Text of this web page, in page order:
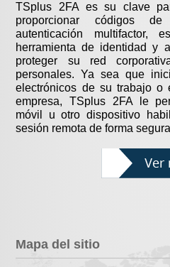
TSplus 2FA es su clave
proporcionar códigos
autenticación multifactor,
herramienta de identidad y
proteger su red
personales. Ya sea que
electrónicos de su trabajo o
empresa, TSplus 2FA le
móvil u otro dispositivo
sesión remota de forma
Mapa del sitio